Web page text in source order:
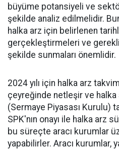
büyüme potansiyeli ve
şekilde analiz edilmelidir.
halka arz için belirlenen
gerçekleştirmeleri ve
şekilde sunmaları önemlidir.
2024 yılı için halka arz
çeyreğinde netleşir ve halka
(Sermaye Piyasası Kurulu)
SPK'nın onayı ile halka arz
bu süreçte aracı kurumlar
yapabilirler. Aracı kurumlar,